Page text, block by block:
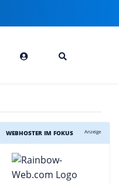
WEBHOSTER IM FOKUS Anzeige